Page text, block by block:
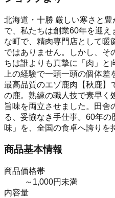
北海道・十勝 厳しい寒さと
で、私たちは創業60年を迎え
な町で、精肉専門店として暖
ではありません。しかし、そ
ちは誰よりも真摯に「肉」と
上の経験で一頭一頭の個体差
最高品質のエゾ鹿肉【秋鹿】
の鹿。熟練の職人技で素早く
旨味を両立させました。田舎
る、妥協なき手仕事。60年
味」を、全国の食卓へ誇りを
商品基本情報
商品価格帯
～1,000円未満
内容量